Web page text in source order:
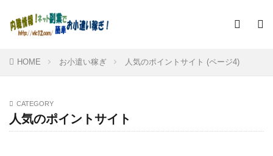
HOME お小遣い稼ぎ 人気のポイントサイト (ページ4)
CATEGORY
人気のポイントサイト